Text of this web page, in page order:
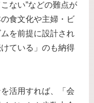
ない”などの難点が
食文化や主婦・ビ
を前提に設計され
ている」のも納得
活用すれば、「会